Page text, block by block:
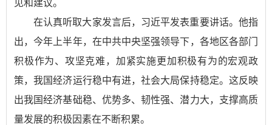
见和建议。
在认真听取大家发言后，习近平发表重要讲话。他指
出，今年上半年，在中共中央坚强领导下，各地区各部门
积极作为、攻坚克难，加紧实施更加积极有为的宏观政
策，我国经济运行稳中有进，社会大局保持稳定。这反映
出我国经济基础稳、优势多、韧性强、潜力大，支撑高质
量发展的积极因素在不断积累。